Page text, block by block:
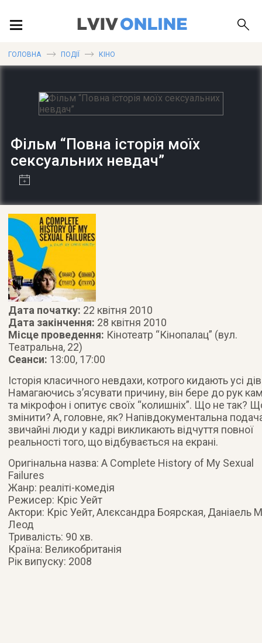
ПУБЛІКАЦІЇ
ДОВІДКА
ГОЛОВНА ПОДІЇ КІНО
Фільм “Повна історія моїх
сексуальних невдач”
Дата початку: 22 квітня 2010
Дата закінчення: 28 квітня 2010
Місце проведення: Кінотеатр “Кінопалац” (вул.
Театральна, 22)
Сеанси: 13:00, 17:00
Історія класичного невдахи, котрого кидають усі
Намагаючись з’ясувати причину, він бере до рук
та мікрофон і опитує своїх “колишніх”. Що не так?
змінити? А, головне, як? Напівдокументальна
звичайні люди у кадрі викликають відчуття повної
реальності того, що відбувається на екрані.
Оригінальна назва: A Complete History of My Sexual
Failures
Жанр: реаліті-комедія
Режисер: Кріс Уейт
Актори: Кріс Уейт, Алєксандра Боярская, Даніаель
Леод
Тривалість: 90 хв.
Країна: Великобританія
Рік випуску: 2008